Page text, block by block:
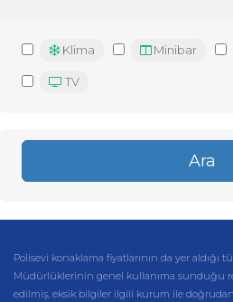
Klima Minibar
TV
Ara
Polisevi konaklama fiyatlarının da yer aldığı
Müdürlüklerinin genel kullanıma sunduğu
edilmiş, eksik bilgiler ilgili kurum ile doğrudan